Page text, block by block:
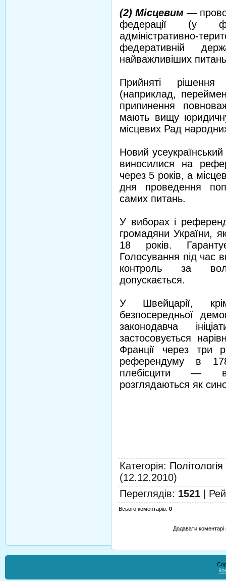
(2) Місцевим —
федерації (у
адміністративно-
федеративній
найважливіших
Прийняті
(наприклад,
припинення
мають вищу
місцевих Рад
Новий
виносилися на
через 5 років, а
дня проведення
самих питань.
У виборах і
громадяни України,
18 років.
Голосування під час
контроль за
допускається.
У Швейцарії,
безпосередньої
законодавча
застосовується
Франції через три
референдуму в
плебісцити —
розглядаються як
Категорія: Політологія
(12.12.2010)
Переглядів: 1521
Всього коментарів: 0
Додавати